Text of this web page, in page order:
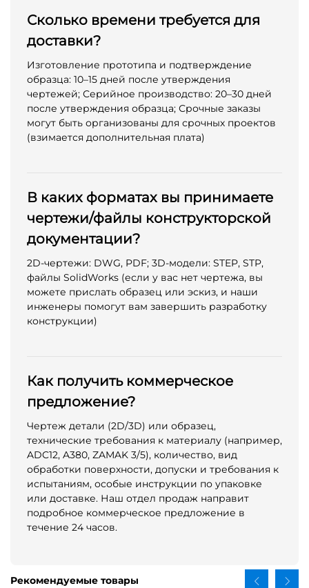
Сколько времени требуется для
доставки?
Изготовление прототипа и подтверждение
образца: 10–15 дней после утверждения
чертежей; Серийное производство: 20–30 дней
после утверждения образца; Срочные заказы
могут быть организованы для срочных проектов
(взимается дополнительная плата)
В каких форматах вы принимаете
чертежи/файлы конструкторской
документации?
2D-чертежи: DWG, PDF; 3D-модели: STEP, STP,
файлы SolidWorks (если у вас нет чертежа, вы
можете прислать образец или эскиз, и наши
инженеры помогут вам завершить разработку
конструкции)
Как получить коммерческое
предложение?
Чертеж детали (2D/3D) или образец,
технические требования к материалу (например,
ADC12, A380, ZAMAK 3/5), количество, вид
обработки поверхности, допуски и требования к
испытаниям, особые инструкции по упаковке
или доставке. Наш отдел продаж направит
подробное коммерческое предложение в
течение 24 часов.
Рекомендуемые товары